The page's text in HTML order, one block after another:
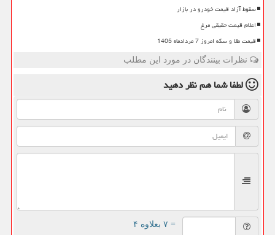
سقوط آزاد قیمت خودرو در بازار
اعلام قیمت حقیقی مرغ
قیمت طلا و سکه امروز 7 مردادماه 1405
نظرات بینندگان در مورد این مطلب
لطفا شما همنظر دهید
= ۷ بعلاوه ۴